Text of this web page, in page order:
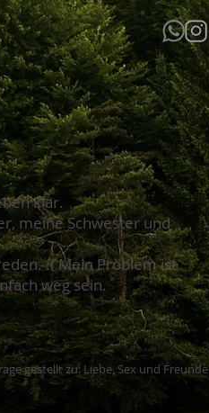
klar.
meine Schwester und
:( Mein Problem ist
weg sein.
gestellt zu: Liebe, Sex und Freunde